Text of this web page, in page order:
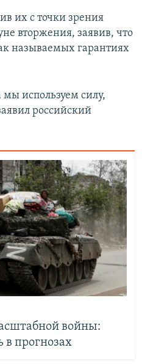
их с точки зрения
вторжения, заявив, что
называемых гарантиях
используем силу,
российский
войны:
в прогнозах